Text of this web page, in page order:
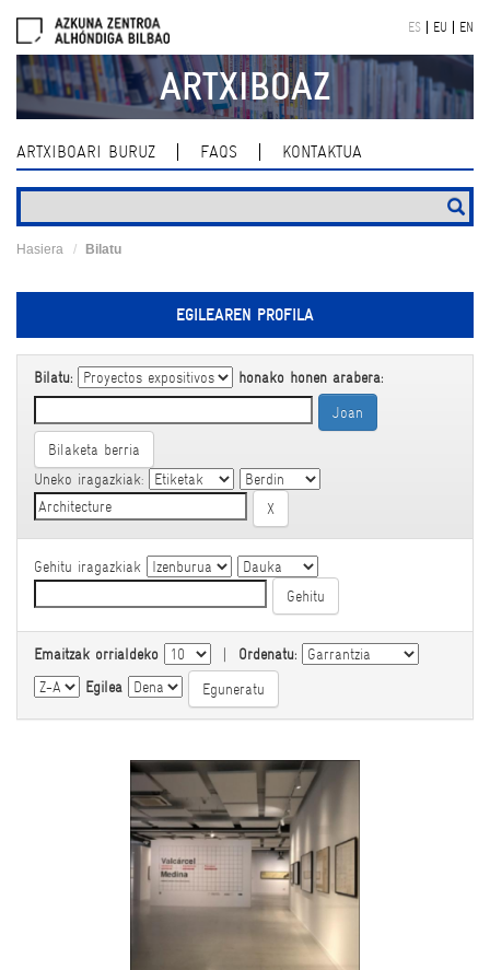
navigation
ES EU EN
ARTXIBOAZ
ARTXIBOARI BURUZ FAQS KONTAKTUA
Hasiera Bilatu
EGILEAREN PROFILA
Bilatu: honako honen arabera:
Bilaketa berria
Uneko iragazkiak:
Gehitu iragazkiak
Emaitzak orrialdeko | Ordenatu:
Egilea